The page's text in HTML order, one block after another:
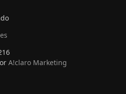
A!claro Marketing